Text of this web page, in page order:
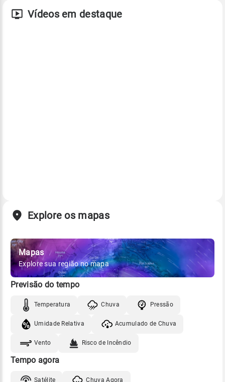
Vídeos em destaque
Explore os mapas
Mapas
Explore sua região no mapa
Previsão do tempo
Temperatura Chuva Pressão
Umidade Relativa Acumulado de Chuva
Vento Risco de Incêndio
Tempo agora
Satélite Chuva Agora